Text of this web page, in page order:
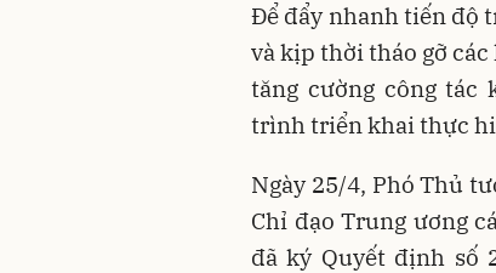
Để đẩy nhanh tiến độ
và kịp thời tháo gỡ
tăng cường công tác
trình triển khai thực
Ngày 25/4, Phó Thủ
Chỉ đạo Trung ương
đã ký Quyết định số